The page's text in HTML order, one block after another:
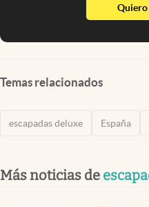
Temas relacionados
escapadas deluxe España
Más noticias de